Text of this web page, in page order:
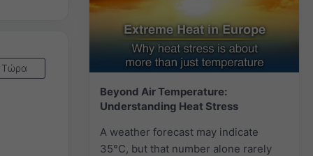
Beyond Air Temperature:
Understanding Heat Stress
A weather forecast may indicate
35°C, but that number alone rarely
Τώρα